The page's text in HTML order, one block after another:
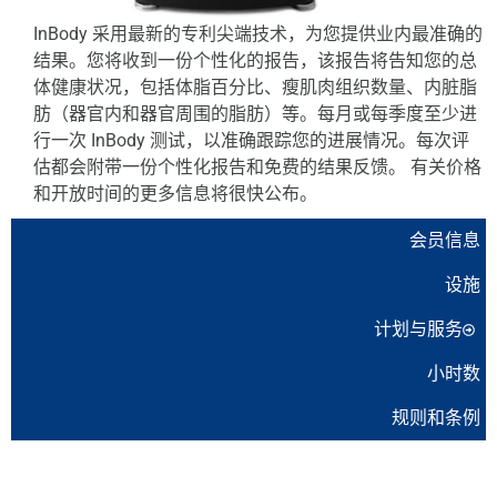
会员信息
设施
计划与服务
小时数
规则和条例
InBody 采用最新的专利尖端技术，为您提供业内最准确的
结果。您将收到一份个性化的报告，该报告将告知您的总
体健康状况，包括体脂百分比、瘦肌肉组织数量、内脏脂
肪（器官内和器官周围的脂肪）等。每月或每季度至少进
行一次 InBody 测试，以准确跟踪您的进展情况。每次评
估都会附带一份个性化报告和免费的结果反馈。
有关价格
和开放时间的更多信息将很快公布。